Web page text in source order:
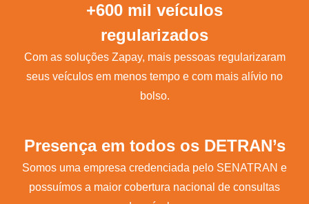
+600 mil veículos
regularizados
Com as soluções Zapay, mais pessoas regularizaram
seus veículos em menos tempo e com mais alívio no
bolso.
Presença em todos os DETRAN’s
Somos uma empresa credenciada pelo SENATRAN e
possuímos a maior cobertura nacional de consultas